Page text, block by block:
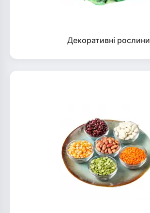
Декоративні рослини